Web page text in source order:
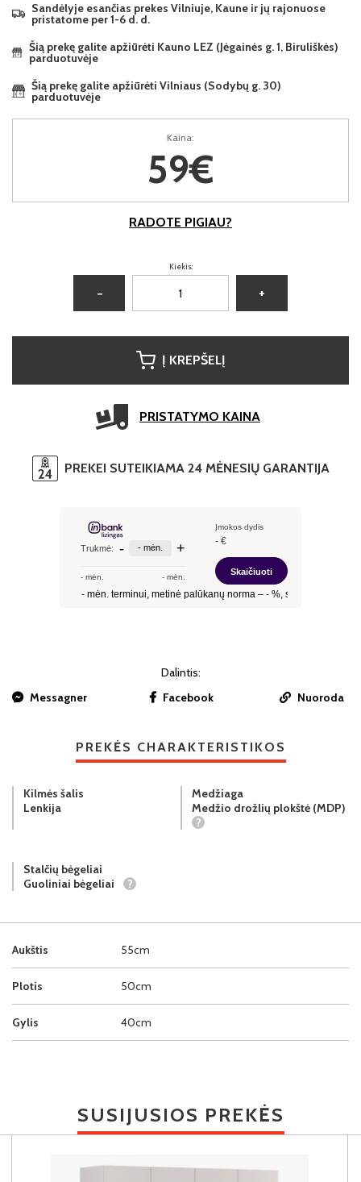
Sandėlyje esančias prekes Vilniuje, Kaune ir jų rajonuose
pristatome per 1-6 d. d.
Šią prekę galite apžiūrėti Kauno LEZ (Jėgainės g. 1, Biruliškės)
parduotuvėje
Šią prekę galite apžiūrėti Vilniaus (Sodybų g. 30)
parduotuvėje
Kaina:
59€
RADOTE PIGIAU?
Kiekis:
− +
Į KREPŠELĮ
PRISTATYMO KAINA
PREKEI SUTEIKIAMA 24 MĖNESIŲ GARANTIJA
Dalintis:
Messagner
Facebook Nuoroda
PREKĖS CHARAKTERISTIKOS
Aukštis 55cm
Plotis 50cm
Gylis 40cm
Kilmės šalis
Lenkija
Medžiaga
Medžio drožlių plokštė (MDP)
?
Stalčių bėgeliai
Guoliniai bėgeliai
?
SUSIJUSIOS PREKĖS